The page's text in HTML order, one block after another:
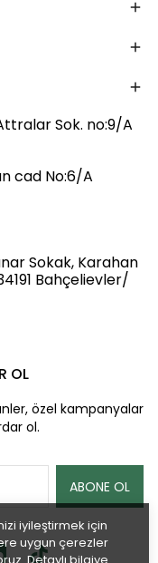
iyileştirmek için
uygun çerezler
Sok. no:9/A
cad No:6/A
Sokak, Karahan
Bahçelievler/
OL
özel kampanyalar
ol.
ABONE OL